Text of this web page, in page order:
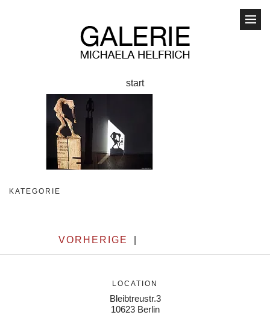
start
KATEGORIE
VORHERIGE
LOCATION
Bleibtreustr.3
10623 Berlin